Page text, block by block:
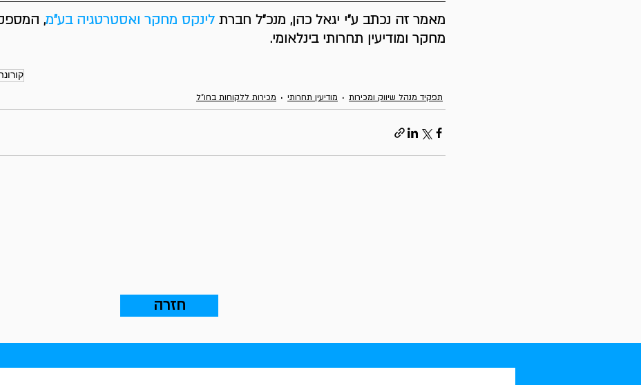
מאמר זה נכתב ע״י יגאל כהן, מנכ״ל חברת לינקס מחקר ואסטרטגיה בע"מ,
מחקר ומודיעין תחרותי בינלאומי.
תפקיד מנהל שיווק ומכירות מודיעין תחרותי מכירות ללקוחות בחו"ל
חזרה